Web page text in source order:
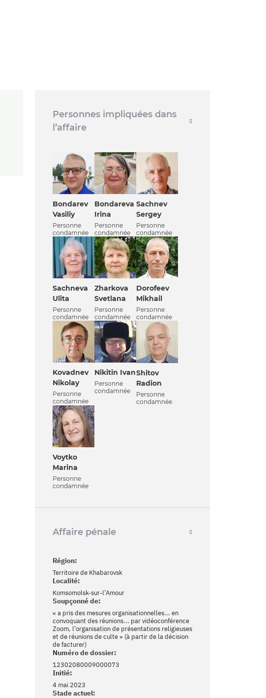
Personnes impliquées dans
l’affaire
Bondarev
Vasiliy
Personne
condamnée
Bondareva
Irina
Personne
condamnée
Sachnev
Sergey
Personne
condamnée
Sachneva
Ulita
Personne
condamnée
Zharkova
Svetlana
Personne
condamnée
Dorofeev
Mikhail
Personne
condamnée
Kovadnev
Nikolay
Personne
condamnée
Nikitin Ivan
Personne
condamnée
Shitov
Radion
Personne
condamnée
Voytko
Marina
Personne
condamnée
Affaire pénale
Région:
Territoire de Khabarovsk
Localité:
Komsomolsk-sur-l’Amour
Soupçonné de:
« a pris des mesures organisationnelles... en
convoquant des réunions... par vidéoconférence
Zoom, l’organisation de présentations religieuses
et de réunions de culte » (à partir de la décision
de facturer)
Numéro de dossier:
12302080009000073
Initié:
4 mai 2023
Stade actuel: